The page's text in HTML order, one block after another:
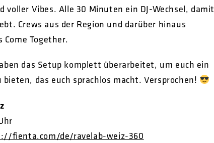
voller Vibes. Alle 30 Minuten ein DJ-Wechsel, damit
Crews aus der Region und darüber hinaus
Together.
das Setup komplett überarbeitet, um euch ein
das euch sprachlos macht. Versprochen!
fienta.com/de/ravelab-weiz-360